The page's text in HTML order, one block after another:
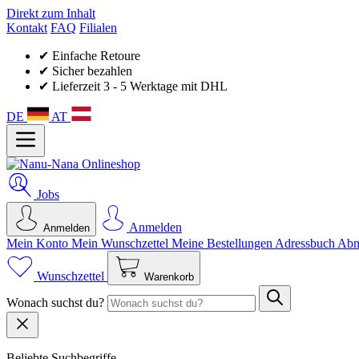
Direkt zum Inhalt
Kontakt FAQ Filialen
✔ Einfache Retoure
✔ Sicher bezahlen
✔ Lieferzeit 3 - 5 Werktage mit DHL
DE AT
Jobs
Anmelden
Anmelden
Mein Konto Mein Wunsch­zettel Meine Bestellungen Adressbuch
Wunschzettel Warenkorb
Wonach suchst du?